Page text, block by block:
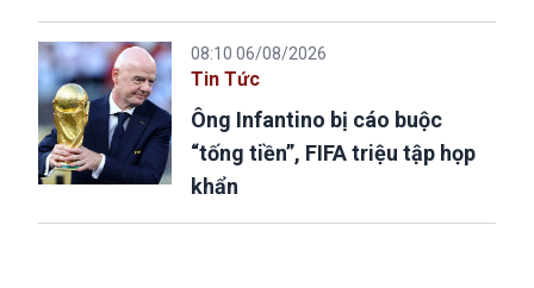
08:10 06/08/2026
Tin Tức
Ông Infantino bị cáo buộc
“tống tiền”, FIFA triệu tập họp
khẩn